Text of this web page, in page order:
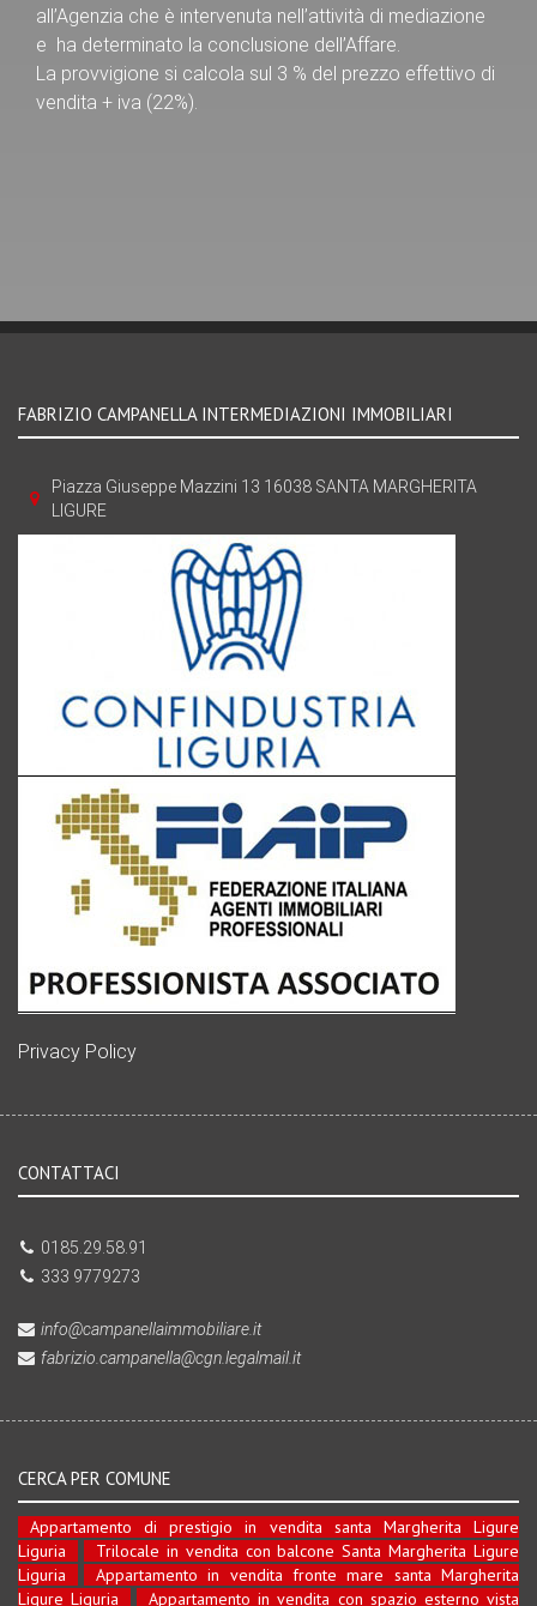
all’Agenzia che è intervenuta nell’attività di mediazione
e ha determinato la conclusione dell’Affare.
La provvigione si calcola sul 3 % del prezzo effettivo di
vendita + iva (22%).
FABRIZIO CAMPANELLA INTERMEDIAZIONI IMMOBILIARI
Piazza Giuseppe Mazzini 13 16038 SANTA MARGHERITA
LIGURE
Privacy Policy
CONTATTACI
0185.29.58.91
333 9779273
info@campanellaimmobiliare.it
fabrizio.campanella@cgn.legalmail.it
CERCA PER COMUNE
Appartamento di prestigio in vendita santa Margherita Ligure
Liguria
Trilocale in vendita con balcone Santa Margherita Ligure
Liguria
Appartamento in vendita fronte mare santa Margherita
Ligure Liguria
Appartamento in vendita con spazio esterno vista